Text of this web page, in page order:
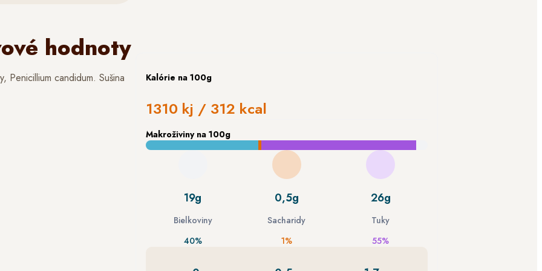
hodnoty
Penicillium candidum. Sušina Kalórie na 100g
1310 kj / 312 kcal
Makroživiny na 100g
19g
Bielkoviny
40%
0,5g
Sacharidy
1%
26g
Tuky
55%